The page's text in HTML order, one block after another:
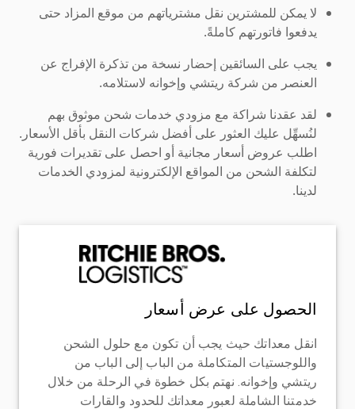
لا يمكن للمشترين نقل مشترياتهم من موقع المزاد حتى
يدفعوا فاتورتهم كاملةً.
يجب على السائقين إحضار نسخة من تذكرة الإفراج عن
العنصر من شركة ريتشي وإخوانه لاستلامه.
لقد عقدنا شراكة مع مزودي خدمات شحن موثوق بهم
لنُسهِّل عليك العثور على أفضل شركات النقل بأقل الأسعار.
اطلب عروض أسعار مجانية أو احصل على تقديرات فورية
لتكلفة الشحن من المواقع الإلكترونية لمزودي الخدمات
لدينا.
الحصول على عرض أسعار
انقل معداتك حيث يجب أن تكون مع حلول الشحن
واللوجستيات المتكاملة من الباب إلى الباب من
ريتشي وإخوانه. نهتم بكل خطوة في الرحلة من خلال
خدمتنا الشاملة لعبور معداتك للحدود والقارات